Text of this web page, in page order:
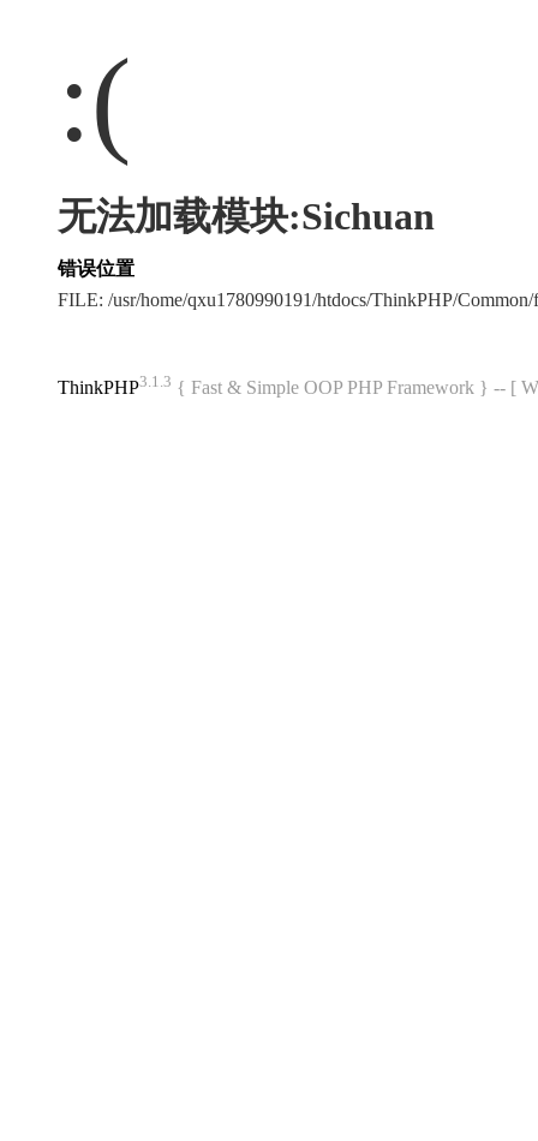
:(
无法加载模块:Sichuan
错误位置
FILE: /usr/home/qxu1780990191/htdocs/ThinkPHP/
ThinkPHP3.1.3 { Fast & Simple OOP PHP Framework } -- [